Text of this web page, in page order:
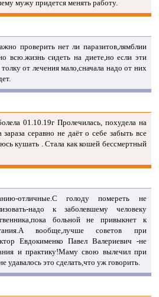
мужу придется менять работу.
проверить нет ли паразитов,лямблии
всю.жизнь сидеть на диете,но если эти
от лечения мало,сначала надо от них
01.10.19г Пролечилась, похудела на
серавно не даёт о себе забыть все
кушать . Стала как кошей бессмертный
отличные.С голоду помереть не
надо к заболевшему человеку
больной не привыкнет к
вообще,лучше советов при
Евдокименко Павел Валериевич -не
и практику!Маму свою вылечил при
удавалось это сделать,что уж говорить.